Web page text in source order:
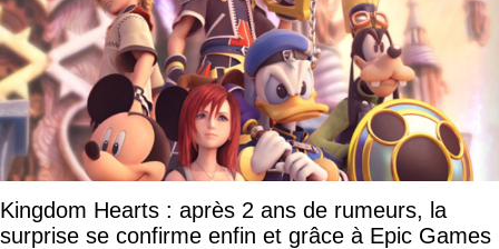
Kingdom Hearts : après 2 ans de rumeurs, la
surprise se confirme enfin et grâce à Epic Games